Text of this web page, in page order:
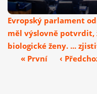
Evropský parlament
měl výslovně potvrdit,
biologické ženy. ...
« První
‹